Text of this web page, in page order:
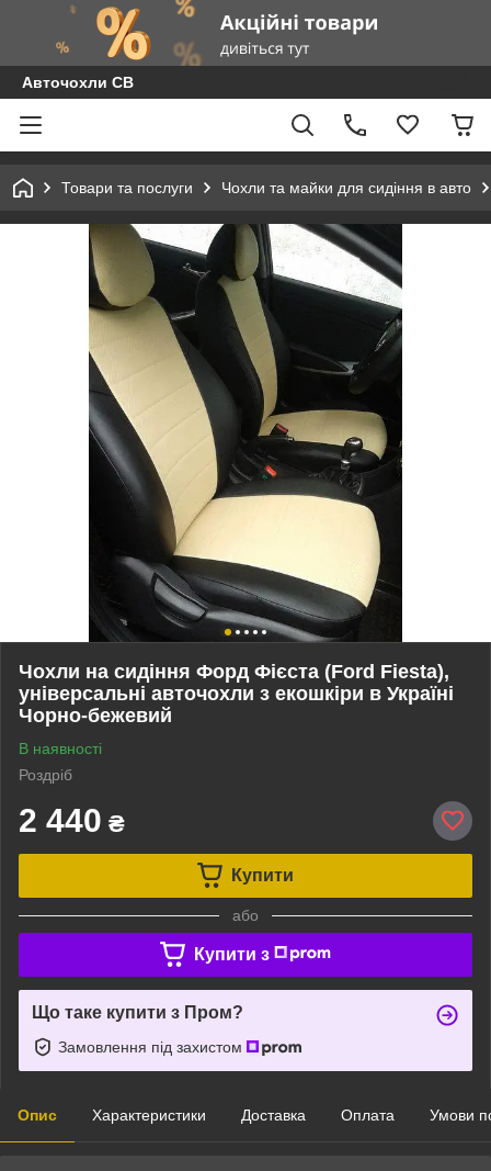
Авточохли СВ
Товари та послуги Чохли та майки для сидіння в авто
Чохли на сидіння Форд Фієста (Ford Fiesta),
універсальні авточохли з екошкіри в Україні
Чорно-бежевий
В наявності
Роздріб
2 440 ₴
Купити
або
Купити з
Що таке купити з Пром?
Замовлення під захистом
Опис Характеристики Доставка Оплата Умови